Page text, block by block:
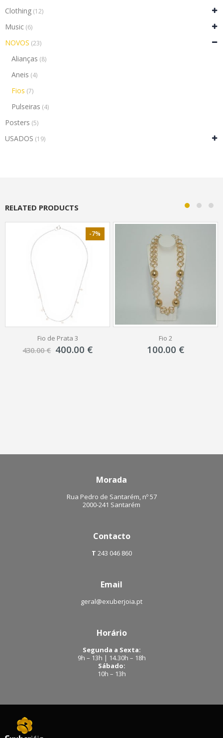
Clothing (12)
Music (6)
NOVOS (23)
Alianças (8)
Aneis (4)
Fios (7)
Pulseiras (4)
Posters (5)
USADOS (19)
RELATED PRODUCTS
-7%
Fio de Prata 3
430.00€ O
400.00 €O
Fio 2
100.00 €
Morada
Rua Pedro de Santarém, nº 57
2000-241 Santarém
Contacto
T 243 046 860
Email
geral@exuberjoia.pt
Horário
Segunda a Sexta:
9h – 13h | 14.30h – 18h
Sábado:
10h – 13h